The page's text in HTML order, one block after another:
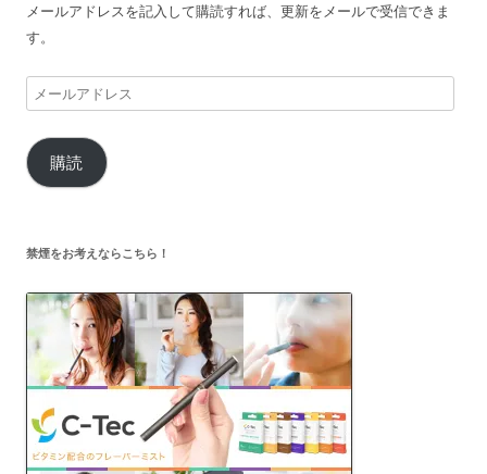
メールアドレスを記入して購読すれば、更新をメールで受信できま
す。
メ
ー
ル
ア
ス
購読
禁煙をお考えならこちら！